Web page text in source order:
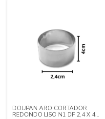
DOUPAN ARO CORTADOR
REDONDO LISO N1 DF 2,4 X 4